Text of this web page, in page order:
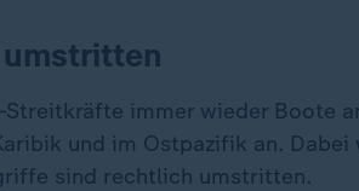
immer wieder Boote
und im Ostpazifik an. Dabei
sind rechtlich umstritten.